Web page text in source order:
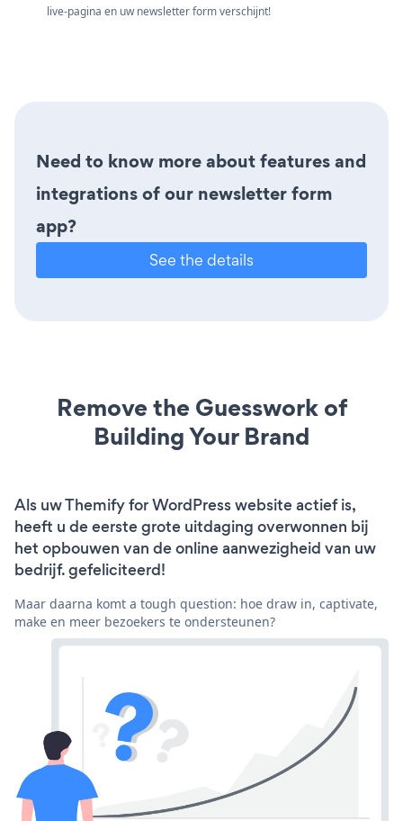
live-pagina en uw newsletter form verschijnt!
Need to know more about features and
integrations of our newsletter form
app?
See the details
Remove the Guesswork of
Building Your Brand
Als uw Themify for WordPress website actief is,
heeft u de eerste grote uitdaging overwonnen bij
het opbouwen van de online aanwezigheid van uw
bedrijf. gefeliciteerd!
Maar daarna komt a tough question: hoe draw in, captivate,
make en meer bezoekers te ondersteunen?